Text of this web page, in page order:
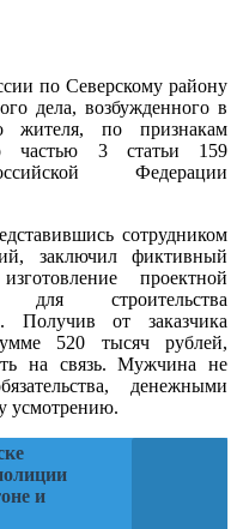
по Северскому району
дела, возбужденного в
жителя, по признакам
частью 3 статьи 159
Федерации
сотрудником
заключил фиктивный
проектной
для строительства
Получив от заказчика
520 тысяч рублей,
на связь. Мужчина не
денежными
усмотрению.
и